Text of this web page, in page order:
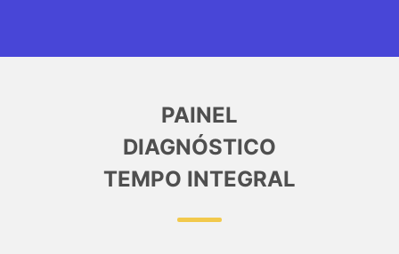
PAINEL
DIAGNÓSTICO
TEMPO INTEGRAL